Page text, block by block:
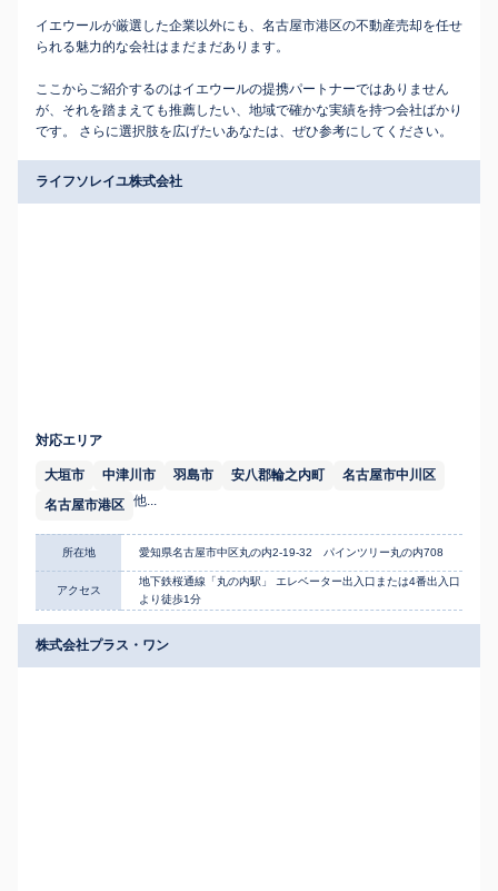
イエウールが厳選した企業以外にも、名古屋市港区の不動産売却を任せ
られる魅力的な会社はまだまだあります。
ここからご紹介するのはイエウールの提携パートナーではありません
が、それを踏まえても推薦したい、地域で確かな実績を持つ会社ばかり
です。 さらに選択肢を広げたいあなたは、ぜひ参考にしてください。
ライフソレイユ株式会社
対応エリア
大垣市 中津川市 羽島市 安八郡輪之内町
名古屋市中川区
名古屋市港区 他...
所在地 愛知県名古屋市中区丸の内2-19-32 パインツリー丸の内708
アクセス
地下鉄桜通線「丸の内駅」 エレベーター出入口または4番出入口
より徒歩1分
株式会社プラス・ワン